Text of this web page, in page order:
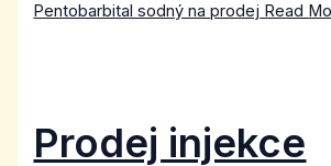
Pentobarbital sodný na prodej Read
Prodej injekce